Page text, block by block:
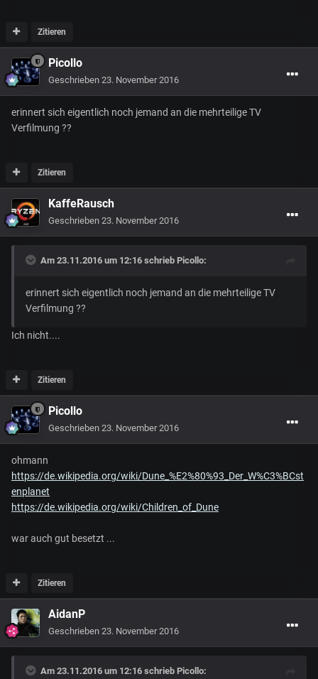
Zitieren
Picollo
Geschrieben 23. November 2016
erinnert sich eigentlich noch jemand an die mehrteilige TV
Verfilmung ??
Zitieren
KaffeRausch
Geschrieben 23. November 2016
Am 23.11.2016 um 12:16 schrieb Picollo:
erinnert sich eigentlich noch jemand an die mehrteilige TV
Verfilmung ??
Ich nicht....
Zitieren
Picollo
Geschrieben 23. November 2016
ohmann
https://de.wikipedia.org/wiki/Dune_%E2%80%93_Der_W%C3%BCst
enplanet
https://de.wikipedia.org/wiki/Children_of_Dune
war auch gut besetzt ...
Zitieren
AidanP
Geschrieben 23. November 2016
Am 23.11.2016 um 12:16 schrieb Picollo: